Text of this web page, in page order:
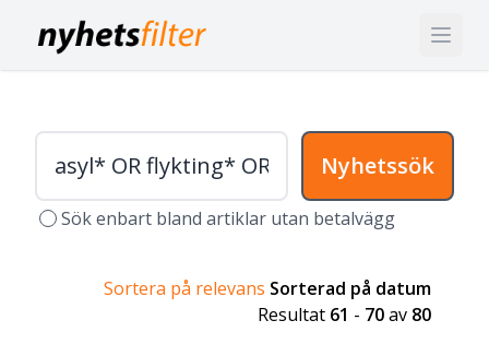
Nyhetssök
Sök enbart bland artiklar utan betalvägg
Sortera på relevans Sorterad på datum
Resultat 61 - 70av 80